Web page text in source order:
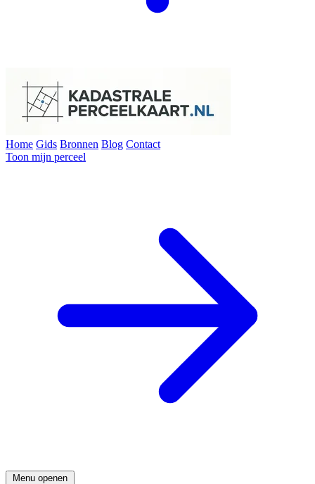
Home Gids Bronnen Blog Contact
Toon mijn perceel
Menu openen